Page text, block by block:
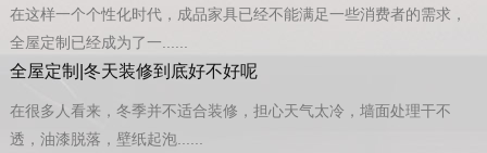
在这样一个个性化时代，成品家具已经不能满足一些消费者的需求，
全屋定制已经成为了一......
全屋定制|冬天装修到底好不好呢
在很多人看来，冬季并不适合装修，担心天气太冷，墙面处理干不
透，油漆脱落，壁纸起泡......